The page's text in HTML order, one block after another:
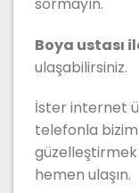
Boya ustası
ulaşabilirsiniz.
İster internet
telefonla
güzelleştirmek
hemen ulaşın.